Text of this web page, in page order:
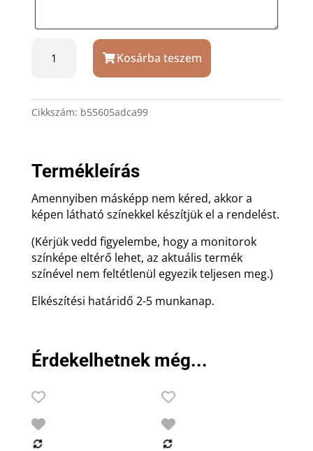
igazság
mennyiség
Kosárba teszem
Cikkszám: b55605adca99
Termékleírás
Amennyiben másképp nem kéred, akkor a
képen látható színekkel készítjük el a rendelést.
(Kérjük vedd figyelembe, hogy a monitorok
színképe eltérő lehet, az aktuális termék
színével nem feltétlenül egyezik teljesen meg.)
Elkészítési határidő 2-5 munkanap.
Érdekelhetnek még...